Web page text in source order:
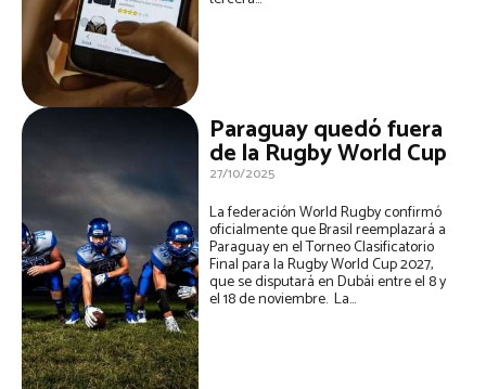
Paraguay quedó fuera
de la Rugby World Cup
27/10/2025
La federación World Rugby confirmó
oficialmente que Brasil reemplazará a
Paraguay en el Torneo Clasificatorio
Final para la Rugby World Cup 2027,
que se disputará en Dubái entre el 8 y
el 18 de noviembre. La...